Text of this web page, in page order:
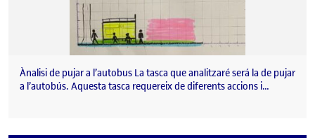
Ànalisi de pujar a l’autobus La tasca que analitzaré será la de pujar
a l’autobús. Aquesta tasca requereix de diferents accions i…